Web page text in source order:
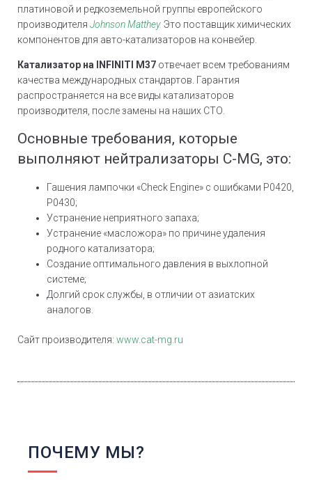
платиновой и редкоземельной группы европейского
производителя Johnson Matthey. Это поставщик химических
компонентов для авто-катализаторов на конвейер.
Катализатор на INFINITI M37 отвечает всем требованиям
качества международных стандартов. Гарантия
распространяется на все виды катализаторов
производителя, после замены на наших СТО.
Основные требования, которые
выполняют нейтрализаторы C-MG, это:
Гашения лампочки «Check Engine» с ошибками Р0420,
Р0430;
Устранение неприятного запаха;
Устранение «масложора» по причине удаления
родного катализатора;
Создание оптимального давления в выхлопной
системе;
Долгий срок службы, в отличии от азиатских
аналогов.
Сайт производителя: www.cat-mg.ru
ПОЧЕМУ МЫ?